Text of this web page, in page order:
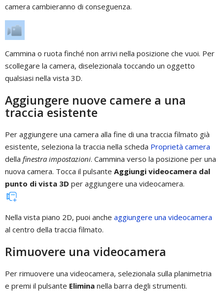
camera cambieranno di conseguenza.
Cammina o ruota finché non arrivi nella posizione che vuoi. Per
scollegare la camera, diselezionala toccando un oggetto
qualsiasi nella vista 3D.
Aggiungere nuove camere a una
traccia esistente
Per aggiungere una camera alla fine di una traccia filmato già
esistente, seleziona la traccia nella scheda Proprietà camera
della finestra impostazioni. Cammina verso la posizione per una
nuova camera. Tocca il pulsante Aggiungi videocamera dal
punto di vista 3D per aggiungere una videocamera.
Nella vista piano 2D, puoi anche aggiungere una videocamera
al centro della traccia filmato.
Rimuovere una videocamera
Per rimuovere una videocamera, selezionala sulla planimetria
e premi il pulsante Elimina nella barra degli strumenti.